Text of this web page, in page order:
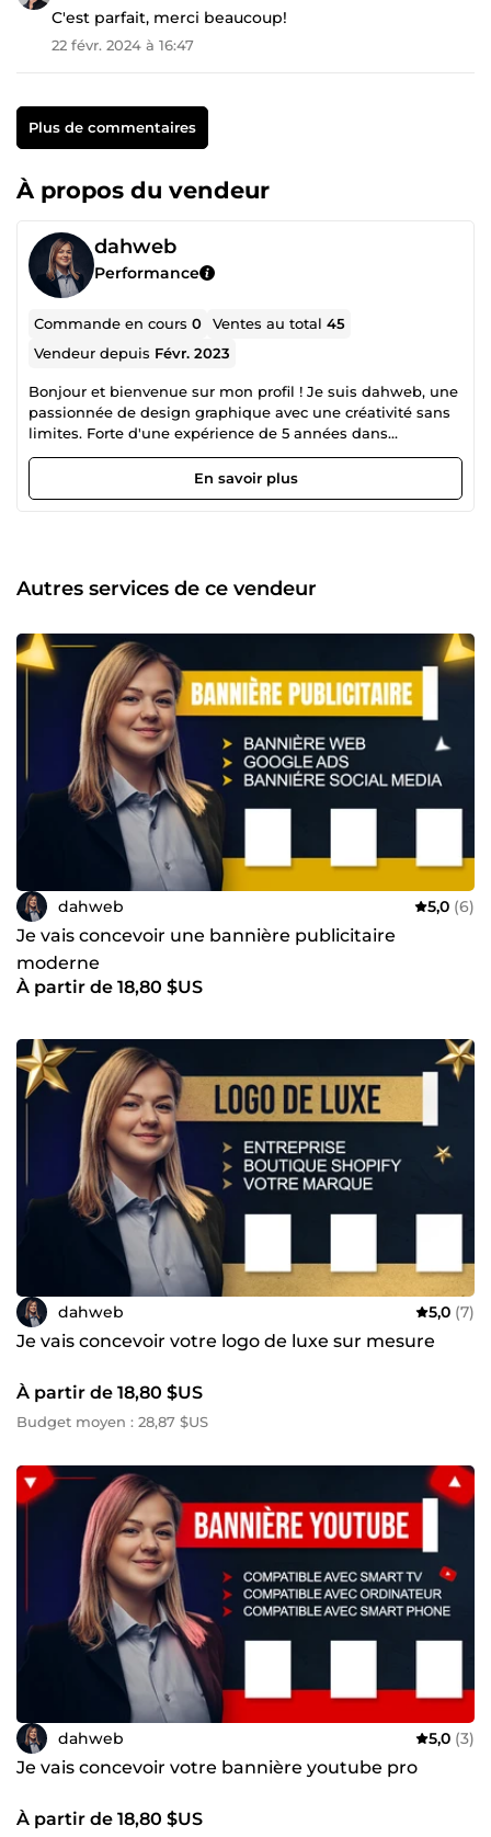
C'est parfait, merci beaucoup!
22 févr. 2024 à 16:47
Plus de commentaires
À propos du vendeur
dahweb
Performance
Commande en cours0 Ventes au total45
Vendeur depuis Févr. 2023
Bonjour et bienvenue sur mon profil ! Je suis dahweb, une
passionnée de design graphique avec une créativité sans
limites. Forte d'une expérience de 5 années dans
l'industrie, je suis ici pour donner vie à vos idées et
transformer vos concepts en visuels percutants. Ce que je
propose : 🎨 Conception de logos uniques et mémorables
projet est une nouvelle opportunité de repousser les
limites. 🤝 Collaboration transparente : Communication
parfaitement à vos besoins. 🕒 Respect des délais : Votre
temps est précieux, et je m'engage à livrer des résultats
exceptionnels dans les délais convenus. Mon approche : Je
crois fermement que le design est plus qu'une simple
esthétique, c'est une expérience. Chaque pixel compte, et
je m'efforce de créer des visuels qui racontent une histoire
et laissent une impression durable. Contactez-moi : Que
vous soyez une start-up prometteuse, une entreprise
établie ou un particulier créatif, je suis prête à collaborer
avec vous pour concrétiser vos idées en visuels
exceptionnels. Contactez-moi dès aujourd'hui pour
discuter de votre projet !
En savoir plus
Autres services de ce vendeur
dahweb 5,0 (6)
Je vais concevoir une bannière publicitaire
moderne
À partir de 18,80 $US
dahweb 5,0 (7)
Je vais concevoir votre logo de luxe sur mesure
À partir de 18,80 $US
Budget moyen : 28,87 $US
dahweb 5,0 (3)
Je vais concevoir votre bannière youtube pro
À partir de 18,80 $US